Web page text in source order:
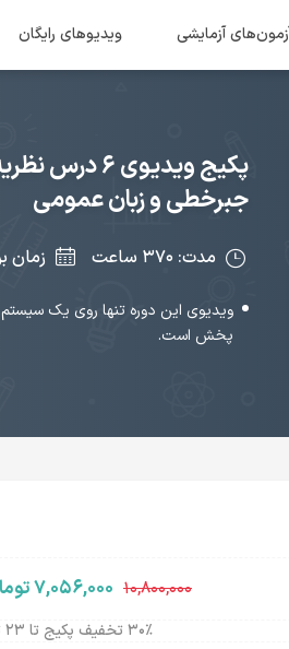
آزمایشی ویدیو‌های رایگان
پکیج ویدیوی
جبرخطی و زبان عمومی
مدت: ۳۷۰ ساعت زمان
ویدیوی این دوره تنها روی یک
پخش است.
۱۰,۸۰۰,۰۰۰ ۷,۰۵۶,۰۰۰ تومان
۳۰٪ تخفیف پکیج تا ۲۳ تیر